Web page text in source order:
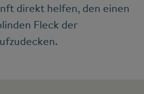
direkt helfen, den einen
Fleck der